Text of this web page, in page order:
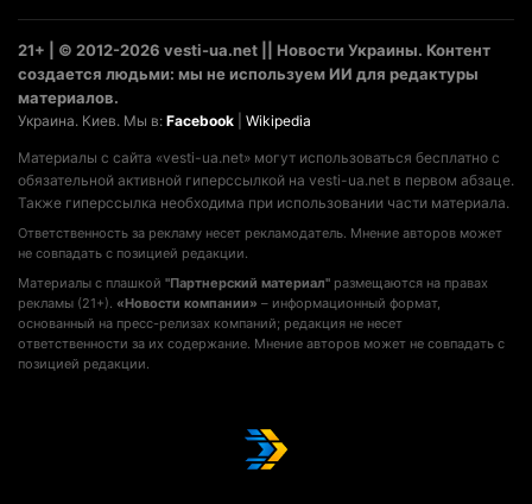
21+ | © 2012-2026 vesti-ua.net || Новости Украины. Контент
создается людьми: мы не используем ИИ для редактуры
материалов.
Украина. Киев. Мы в: Facebook Wikipedia
Материалы с сайта «vesti-ua.net» могут использоваться бесплатно с
обязательной активной гиперссылкой на vesti-ua.net в первом абзаце.
Также гиперссылка необходима при использовании части материала.
Ответственность за рекламу несет рекламодатель. Мнение авторов может
не совпадать с позицией редакции.
Материалы с плашкой "Партнерский материал" размещаются на правах
рекламы (21+). «Новости компании» – информационный формат,
основанный на пресс-релизах компаний; редакция не несет
ответственности за их содержание. Мнение авторов может не совпадать с
позицией редакции.